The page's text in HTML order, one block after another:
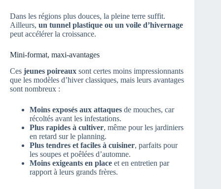
Dans les régions plus douces, la pleine terre suffit.
Ailleurs, un tunnel plastique ou un voile d’hivernage
peut accélérer la croissance.
Mini-format, maxi-avantages
Ces jeunes poireaux sont certes moins impressionnants
que les modèles d’hiver classiques, mais leurs avantages
sont nombreux :
Moins exposés aux attaques de mouches, car
récoltés avant les infestations.
Plus rapides à cultiver, même pour les jardiniers
en retard sur le planning.
Plus tendres et faciles à cuisiner, parfaits pour
les soupes et poêlées d’automne.
Moins exigeants en place et en entretien par
rapport à leurs grands frères.